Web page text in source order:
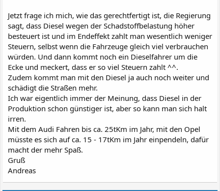
Jetzt frage ich mich, wie das gerechtfertigt ist, die Regierung
sagt, dass Diesel wegen der Schadstoffbelastung höher
besteuert ist und im Endeffekt zahlt man wesentlich weniger
Steuern, selbst wenn die Fahrzeuge gleich viel verbrauchen
würden. Und dann kommt noch ein Dieselfahrer um die
Ecke und meckert, dass er so viel Steuern zahlt ^^.
Zudem kommt man mit den Diesel ja auch noch weiter und
schädigt die Straßen mehr.
Ich war eigentlich immer der Meinung, dass Diesel in der
Produktion schon günstiger ist, aber so kann man sich halt
irren.
Mit dem Audi Fahren bis ca. 25tKm im Jahr, mit den Opel
müsste es sich auf ca. 15 - 17tKm im Jahr einpendeln, dafür
macht der mehr Spaß.
Gruß
Andreas